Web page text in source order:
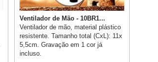
Ventilador de Mão - 10BR1...
Ventilador de mão, material plástico
resistente. Tamanho total (CxL): 11x
5,5cm. Gravação em 1 cor já
incluso.